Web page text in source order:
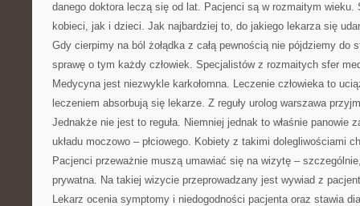
danego doktora leczą się od lat. Pacjenci są w rozmaitym wieku.
kobieci, jak i dzieci. Jak najbardziej to, do jakiego lekarza się
Gdy cierpimy na ból żołądka z całą pewnością nie pójdziemy do
sprawę o tym każdy człowiek. Specjalistów z rozmaitych sfer
Medycyna jest niezwykle karkołomna. Leczenie człowieka to
leczeniem absorbują się lekarze. Z reguły urolog warszawa
Jednakże nie jest to reguła. Niemniej jednak to właśnie panowie
układu moczowo – płciowego. Kobiety z takimi dolegliwościami
Pacjenci przeważnie muszą umawiać się na wizytę –
prywatna. Na takiej wizycie przeprowadzany jest wywiad z
Lekarz ocenia symptomy i niedogodności pacjenta oraz stawia